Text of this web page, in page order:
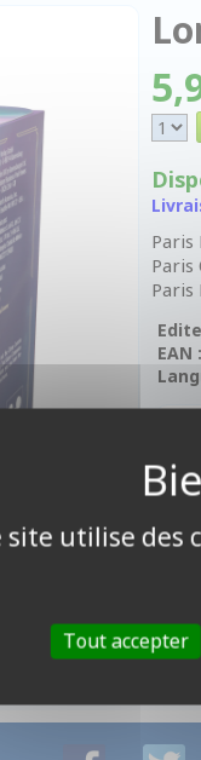
Paris
Paris
EAN :
:
site utilise des
Tout accepter